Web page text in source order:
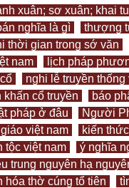
xuân; sơ xuân; khai
nghĩa là gì thượng
thời gian trong sớ văn
nam
lịch pháp
nghi lễ truyền thống
khấn cổ truyền báo
pháp ở đâu Người
việt nam kiến
tộc việt nam ý nghĩa
trung nguyên hạ
hóa thờ cúng tổ tiên